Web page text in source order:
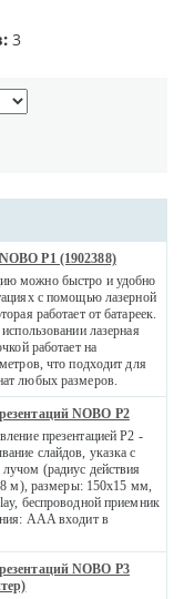
3
P1 (1902388)
можно быстро и удобно
с помощью лазерной
работает от батареек.
лазерная
работает на
что подходит для
любых размеров.
NOBO P2
презентацией P2 -
слайдов, указка с
(радиус действия
8 м), размеры: 150x15 мм,
беспроводной приемник
AAA входит в
NOBO P3